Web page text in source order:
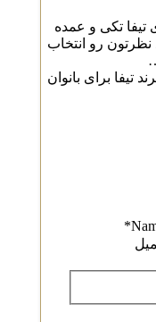
تکی و عمده
رو انتخاب
برای بانوان